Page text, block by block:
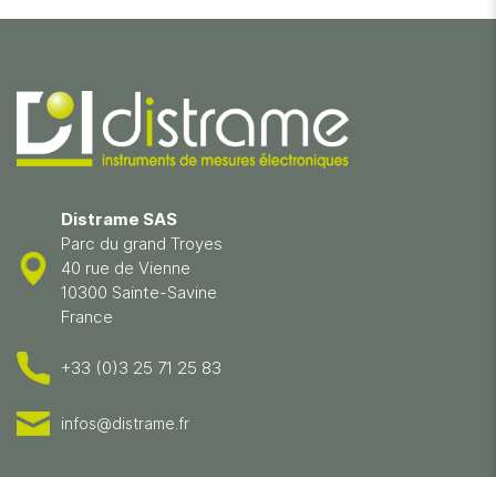
Distrame SAS
Parc du grand Troyes
40 rue de Vienne
10300 Sainte-Savine
France
+33 (0)3 25 71 25 83
infos@distrame.fr